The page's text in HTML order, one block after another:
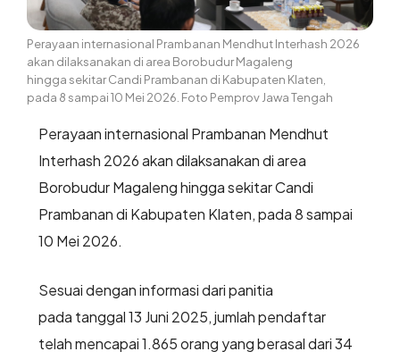
Perayaan internasional Prambanan Mendhut Interhash 2026
akan dilaksanakan di area Borobudur Magaleng
hingga sekitar Candi Prambanan di Kabupaten Klaten,
pada 8 sampai 10 Mei 2026. Foto Pemprov Jawa Tengah
Perayaan internasional Prambanan Mendhut
Interhash 2026 akan dilaksanakan di area
Borobudur Magaleng hingga sekitar Candi
Prambanan di Kabupaten Klaten, pada 8 sampai
10 Mei 2026.
Sesuai dengan informasi dari panitia
pada tanggal 13 Juni 2025, jumlah pendaftar
telah mencapai 1.865 orang yang berasal dari 34